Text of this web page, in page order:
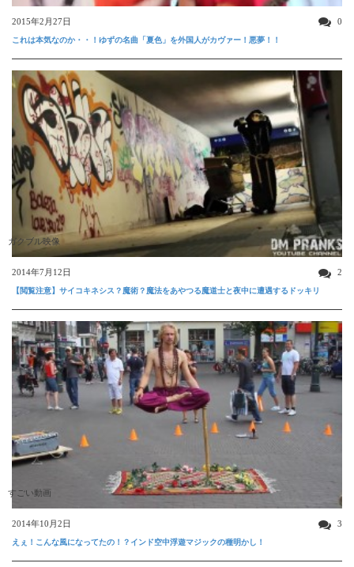
2015年2月27日 0
これは本気なのか・・！ゆずの名曲「夏色」を外国人がカヴァー！悪夢！！
ガクブル映像
2014年7月12日 2
【閲覧注意】サイコキネシス？魔術？魔法をあやつる魔道士と夜中に遭遇するドッキリ
すごい動画
2014年10月2日 3
えぇ！こんな風になってたの！？インド空中浮遊マジックの種明かし！